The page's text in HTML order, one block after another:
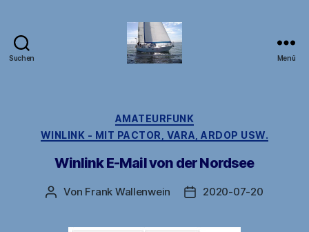
Suchen Menü
Kategorien
AMATEURFUNK
WINLINK - MIT PACTOR, VARA, ARDOP USW.
Winlink E-Mail von der Nordsee
Beitragsautor
Von Frank Wallenwein 2020-07-20